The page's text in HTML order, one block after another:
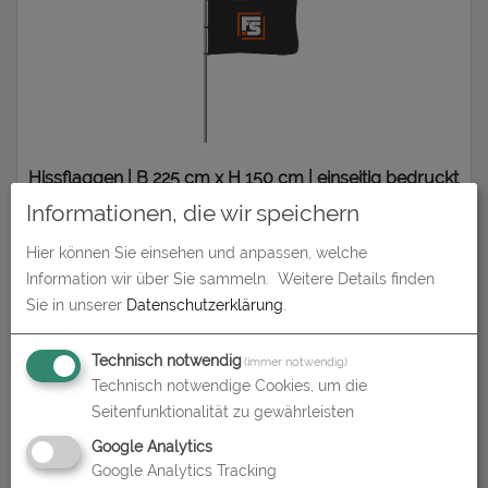
Hissflaggen | B 225 cm x H 150 cm | einseitig bedruckt
zum Artikel
Informationen, die wir speichern
Hier können Sie einsehen und anpassen, welche
Information wir über Sie sammeln.
Weitere Details finden
Sie in unserer Datenschutzerklärung
Technisch notwendig(immer notwendig)
Technisch notwendige Cookies, um die
Seitenfunktionalität zu gewährleisten
Google Analytics
Google Analytics Tracking